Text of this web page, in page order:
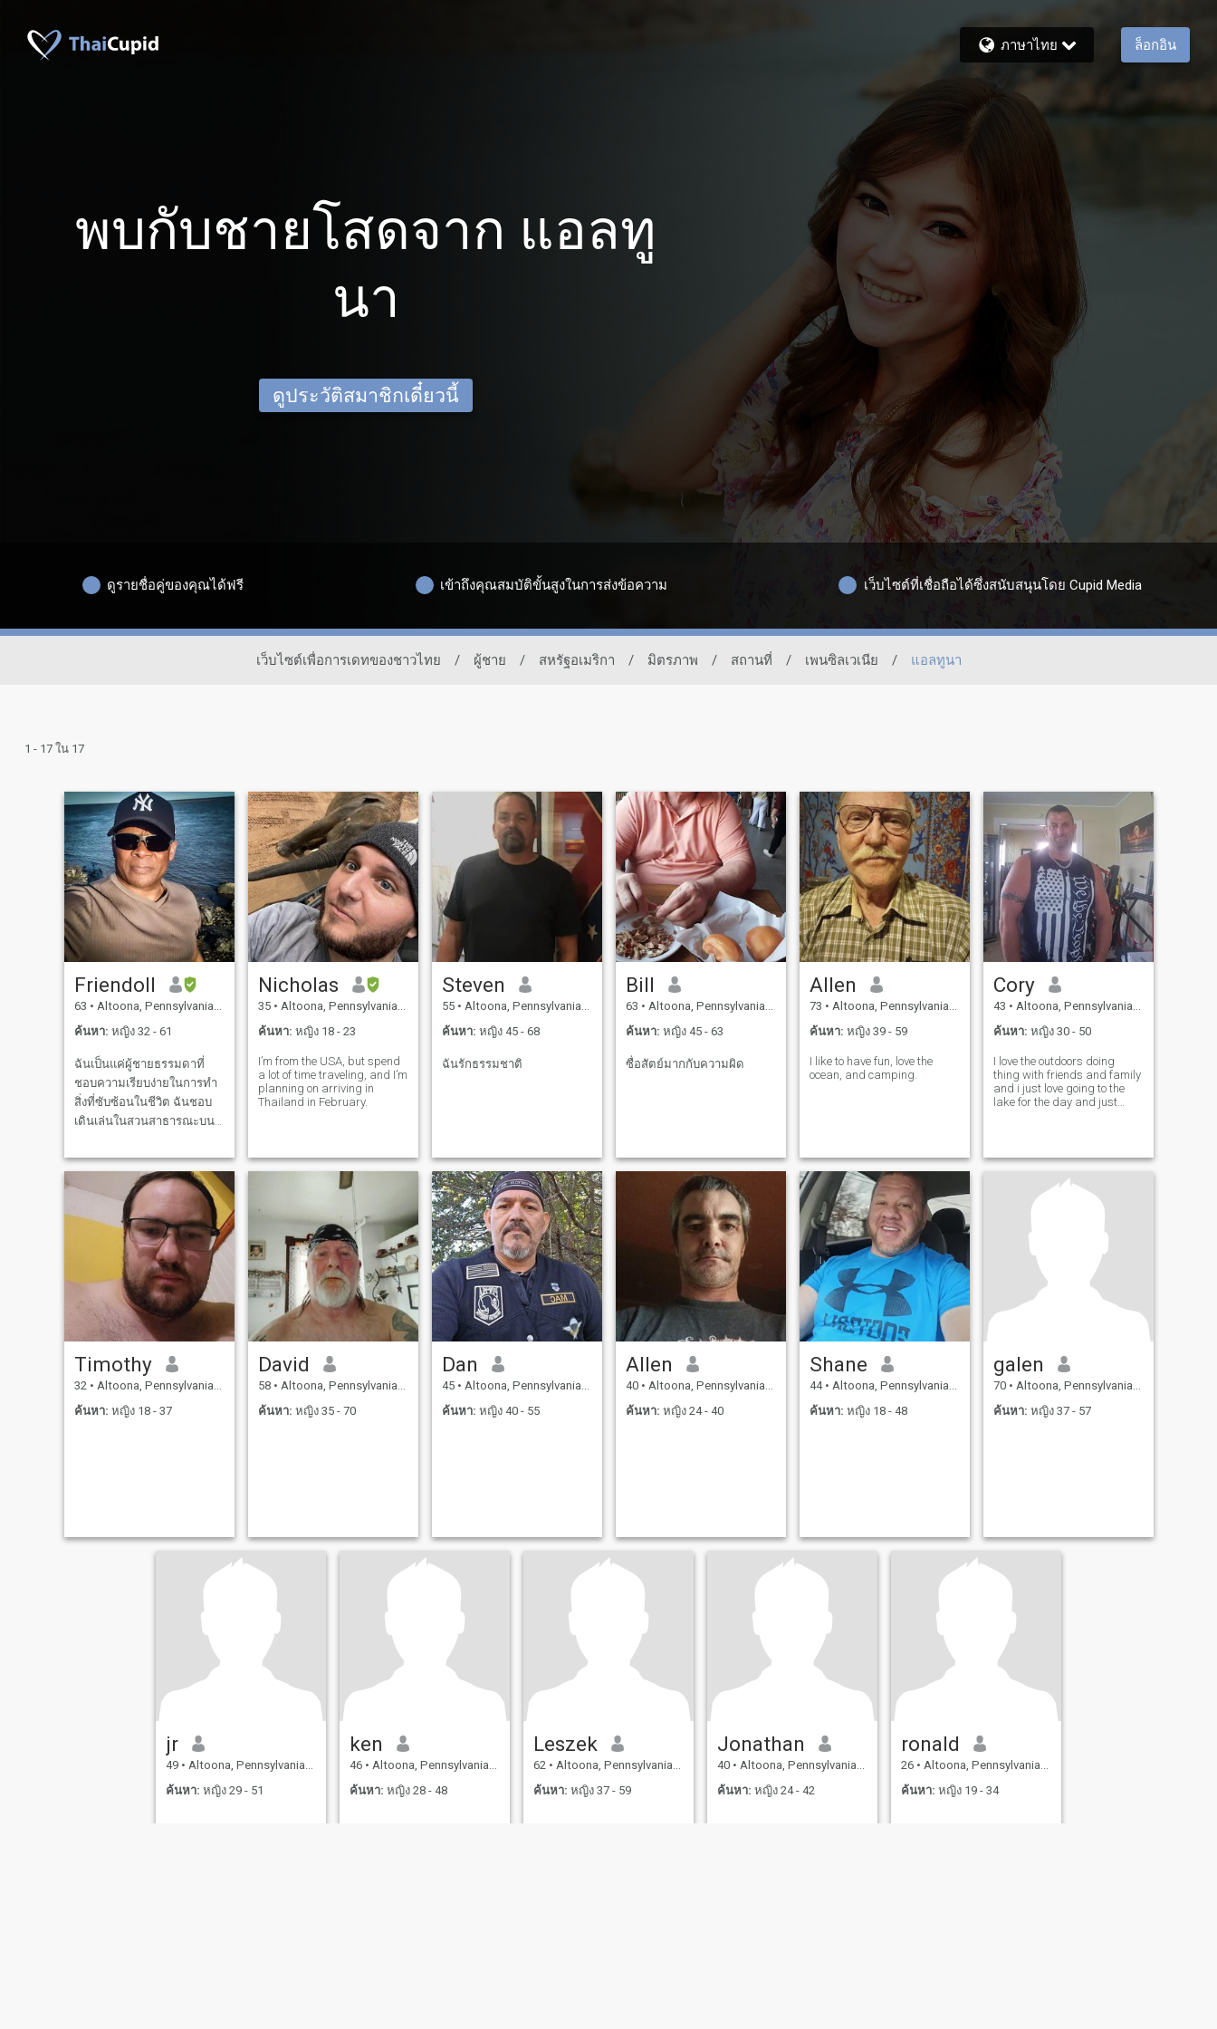
ภาษาไทย ล็อกอิน
พบกับชายโสดจาก แอลทู
นา
ดูประวัติสมาชิกเดี๋ยวนี้
ดูรายชื่อคู่ของคุณได้ฟรี เข้าถึงคุณสมบัติขั้นสูงในการส่งข้อความ เว็บไซต์ที่เชื่อถือได้ซึ่งสนับสนุนโดย Cupid Media
เว็บไซต์เพื่อการเดทของชาวไทย / ผู้ชาย / สหรัฐอเมริกา / มิตรภาพ / สถานที่ / เพนซิลเวเนีย / แอลทูนา
1 - 17 ใน 17
Friendoll
63 • Altoona, Pennsylvania, สหรัฐอเมริกา
ค้นหา: หญิง 32 - 61
ฉันเป็นแค่ผู้ชายธรรมดาที่
ชอบความเรียบง่ายในการทำ
สิ่งที่ซับซ้อนในชีวิต ฉันชอบ
เดินเล่นในสวนสาธารณะบน
งานอดิเรกของฉันได้แก่การ
ถ่ายภาพช่วยผู้อื่นการผลิต
เพลงการเดินการฝึกสอน ฝึก
นักกีฬาทำอาหารดูหนังและ
พักผ่อนในยามเย็นที่บ้าน ฉัน
ชอบการเดินทางบนถนนและ
ทิวทัศน์อันงดงาม ฉันชอบทำ
สิ่งต่างๆกับคนพิเศษคนนั้นดัง
นั้นชีวิตของฉันตอนนี้ค่อน
ข้างน่าเบื่อโดยไม่ต้องมีใคร
ผู้คน
Nicholas
35 • Altoona, Pennsylvania, สหรัฐอเมริกา
ค้นหา: หญิง 18 - 23
I’m from the USA, but spend
a lot of time traveling, and I’m
planning on arriving in
Thailand in February.
Steven
55 • Altoona, Pennsylvania, สหรัฐอเมริกา
ค้นหา: หญิง 45 - 68
ฉันรักธรรมชาติ
Bill
63 • Altoona, Pennsylvania, สหรัฐอเมริกา
ค้นหา: หญิง 45 - 63
ซื่อสัตย์มากกับความผิด
Allen
73 • Altoona, Pennsylvania, สหรัฐอเมริกา
ค้นหา: หญิง 39 - 59
I like to have fun, love the
ocean, and camping.
Cory
43 • Altoona, Pennsylvania, สหรัฐอเมริกา
ค้นหา: หญิง 30 - 50
I love the outdoors doing
thing with friends and family
and i just love going to the
lake for the day and just
Timothy
32 • Altoona, Pennsylvania, สหรัฐอเมริกา
ค้นหา: หญิง 18 - 37
David
58 • Altoona, Pennsylvania, สหรัฐอเมริกา
ค้นหา: หญิง 35 - 70
Dan
45 • Altoona, Pennsylvania, สหรัฐอเมริกา
ค้นหา: หญิง 40 - 55
Allen
40 • Altoona, Pennsylvania, สหรัฐอเมริกา
ค้นหา: หญิง 24 - 40
Shane
44 • Altoona, Pennsylvania, สหรัฐอเมริกา
ค้นหา: หญิง 18 - 48
galen
70 • Altoona, Pennsylvania, สหรัฐอเมริกา
ค้นหา: หญิง 37 - 57
jr
49 • Altoona, Pennsylvania, สหรัฐอเมริกา
ค้นหา: หญิง 29 - 51
ken
46 • Altoona, Pennsylvania, สหรัฐอเมริกา
ค้นหา: หญิง 28 - 48
Leszek
62 • Altoona, Pennsylvania, สหรัฐอเมริกา
ค้นหา: หญิง 37 - 59
Jonathan
40 • Altoona, Pennsylvania, สหรัฐอเมริกา
ค้นหา: หญิง 24 - 42
ronald
26 • Altoona, Pennsylvania, สหรัฐอเมริกา
ค้นหา: หญิง 19 - 34